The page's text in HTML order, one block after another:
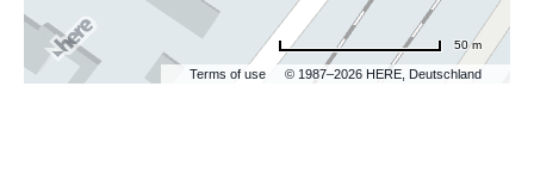
Terms of use © 1987–2026 HERE, Deutschland
50 m